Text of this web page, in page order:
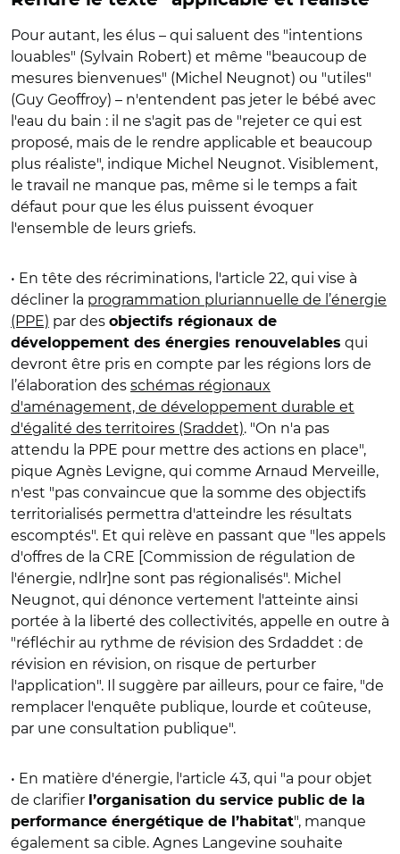
Pour autant, les élus – qui saluent des "intentions
louables" (Sylvain Robert) et même "beaucoup de
mesures bienvenues" (Michel Neugnot) ou "utiles"
(Guy Geoffroy) – n'entendent pas jeter le bébé avec
l'eau du bain : il ne s'agit pas de "rejeter ce qui est
proposé, mais de le rendre applicable et beaucoup
plus réaliste", indique Michel Neugnot. Visiblement,
le travail ne manque pas, même si le temps a fait
défaut pour que les élus puissent évoquer
l'ensemble de leurs griefs.
• En tête des récriminations, l'article 22, qui vise à
décliner la programmation pluriannuelle de l’énergie
(PPE) par des objectifs régionaux de
développement des énergies renouvelables qui
devront être pris en compte par les régions lors de
l’élaboration des schémas régionaux
d'aménagement, de développement durable et
d'égalité des territoires (Sraddet). "On n'a pas
attendu la PPE pour mettre des actions en place",
pique Agnès Levigne, qui comme Arnaud Merveille,
n'est "pas convaincue que la somme des objectifs
territorialisés permettra d'atteindre les résultats
escomptés". Et qui relève en passant que "les appels
d'offres de la CRE [Commission de régulation de
l'énergie, ndlr]ne sont pas régionalisés". Michel
Neugnot, qui dénonce vertement l'atteinte ainsi
portée à la liberté des collectivités, appelle en outre à
"réfléchir au rythme de révision des Srdaddet : de
révision en révision, on risque de perturber
l'application". Il suggère par ailleurs, pour ce faire, "de
remplacer l'enquête publique, lourde et coûteuse,
par une consultation publique".
• En matière d'énergie, l'article 43, qui "a pour objet
de clarifier l’organisation du service public de la
performance énergétique de l’habitat", manque
également sa cible. Agnes Langevine souhaite